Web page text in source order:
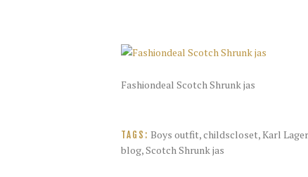
Fashiondeal Scotch Shrunk jas
TAGS: Boys outfit,childscloset,Karl
blog,Scotch Shrunk jas